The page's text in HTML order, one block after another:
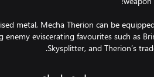
metal, Mecha Therion can be
enemy eviscerating favourites such as
Skysplitter, and Therion’s